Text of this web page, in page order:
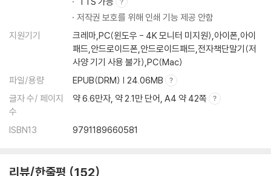
저작권 보호를 위해 인쇄 기능 제공 안함
지원기기
크레마,PC(윈도우 - 4K 모니터 미지원),아이폰,아이
패드,안드로이드폰,안드로이드패드,전자책단말기(저
사양 기기 사용 불가),PC(Mac)
파일/용량
EPUB(DRM) | 24.06MB
글자 수/ 페이지
수
약 6.6만자, 약 2.1만 단어, A4 약 42쪽
ISBN13 9791189660581
리뷰/한줄평 152